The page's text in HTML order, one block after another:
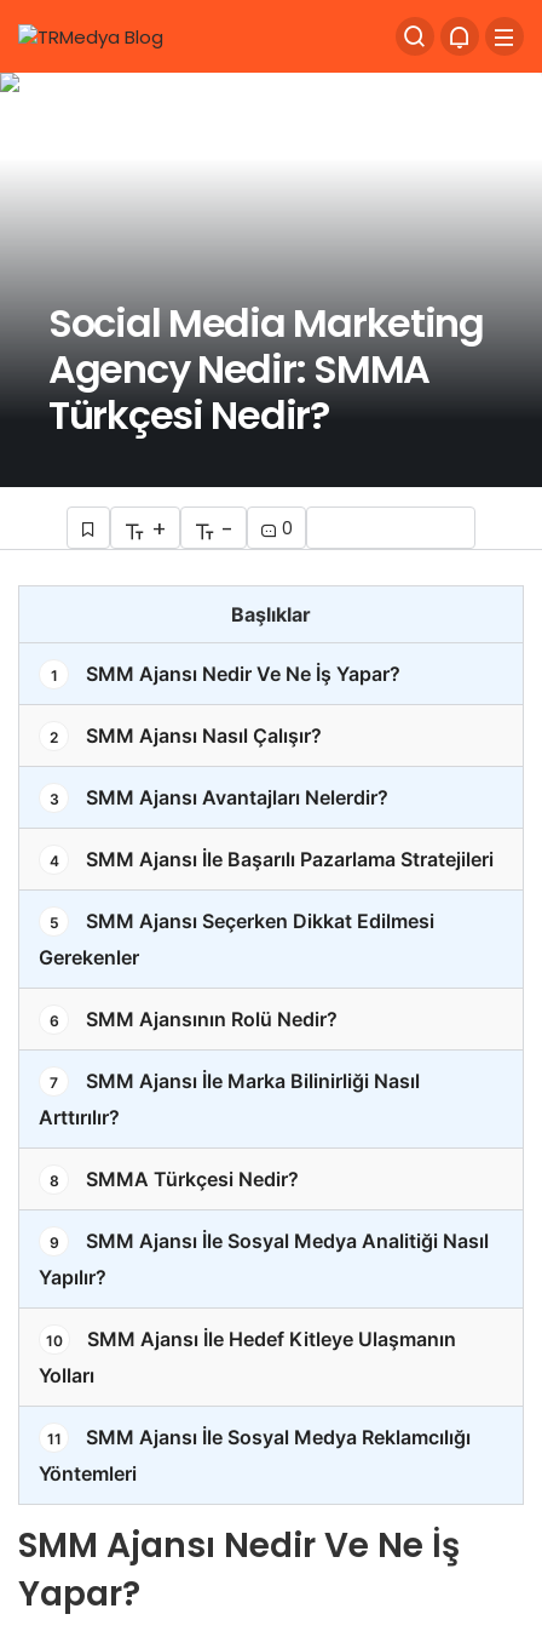
Social Media Marketing
Agency Nedir: SMMA
Türkçesi Nedir?
+ - 0
Başlıklar
1 SMM Ajansı Nedir Ve Ne İş Yapar?
2 SMM Ajansı Nasıl Çalışır?
3 SMM Ajansı Avantajları Nelerdir?
4 SMM Ajansı İle Başarılı Pazarlama Stratejileri
5
SMM Ajansı Seçerken Dikkat Edilmesi
Gerekenler
6 SMM Ajansının Rolü Nedir?
7
SMM Ajansı İle Marka Bilinirliği Nasıl
Arttırılır?
8 SMMA Türkçesi Nedir?
9
SMM Ajansı İle Sosyal Medya Analitiği Nasıl
Yapılır?
10
SMM Ajansı İle Hedef Kitleye Ulaşmanın
Yolları
11
SMM Ajansı İle Sosyal Medya Reklamcılığı
Yöntemleri
SMM Ajansı Nedir Ve Ne İş
Yapar?